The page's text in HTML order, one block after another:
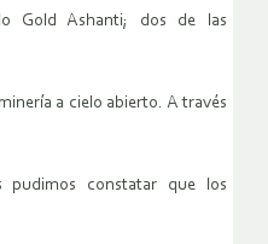
Gold Ashanti; dos de las
a cielo abierto. A través
pudimos constatar que los